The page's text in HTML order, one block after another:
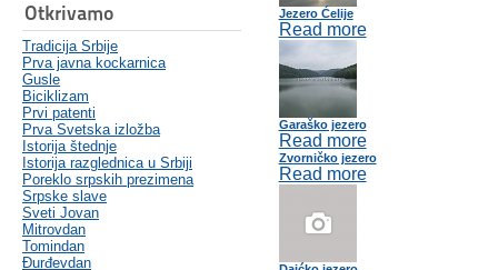
Otkrivamo
Tradicija Srbije
Prva javna kockarnica
Gusle
Biciklizam
Prvi patenti
Prva Svetska izložba
Istorija štednje
Istorija razglednica u Srbiji
Poreklo srpskih prezimena
Srpske slave
Sveti Jovan
Mitrovdan
Tomindan
Đurđevdan
Jezero Ćelije
Read more
Garaško jezero
Read more
Zvorničko jezero
Read more